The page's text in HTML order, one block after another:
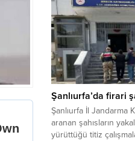
ilçesine bağlı kırsal
meydana geldi.
aralarında husumet
arasında henüz
Şanlıurfa’da firari
Şanlıurfa İl Jandarma
aranan şahısların
yürüttüğü titiz